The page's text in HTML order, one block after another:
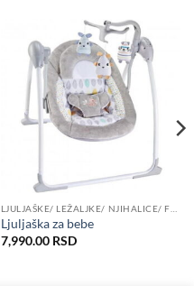
Ljuljaška za bebe
7,990.00 RSD